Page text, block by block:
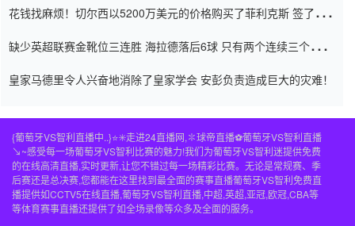
花钱找麻烦！切尔西以5200万美元的价格购买了菲利克斯 签了7年
缺少英超联赛金靴位三连胜 海拉德落后6球 只有两个连续三个连续
皇家马德里令人兴奋地消除了皇家学会 安彭负责造成巨大的灾难！
{葡萄牙VS智利直播中..}⭐️✳️走进24直播网,✽球帝直播⚽️葡萄牙VS智利直播
↘~感受每一场葡萄牙VS智利比赛的魅力!我们为葡萄牙VS智利迷提供免费
的在线高清直播,实时更新,让您不错过每一场精彩比赛。无论是常规赛、季
后赛还是总决赛,您都能在这里找到最全面的赛事直播葡萄牙VS智利免费直
播提供如CCTV5在线直播,葡萄牙VS智利直播,中超,英超,亚冠,欧冠,CBA等
等体育赛事直播还提供了如全场录像等众多及全面的服务。